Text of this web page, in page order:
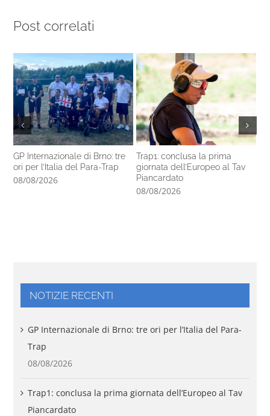
Post correlati
GP Internazionale di Brno: tre
ori per l’Italia del Para-Trap
08/08/2026
Trap1: conclusa la prima
giornata dell’Europeo al Tav
Piancardato
08/08/2026
NOTIZIE RECENTI
GP Internazionale di Brno: tre ori per l’Italia del Para-
Trap
08/08/2026
Trap1: conclusa la prima giornata dell’Europeo al Tav
Piancardato